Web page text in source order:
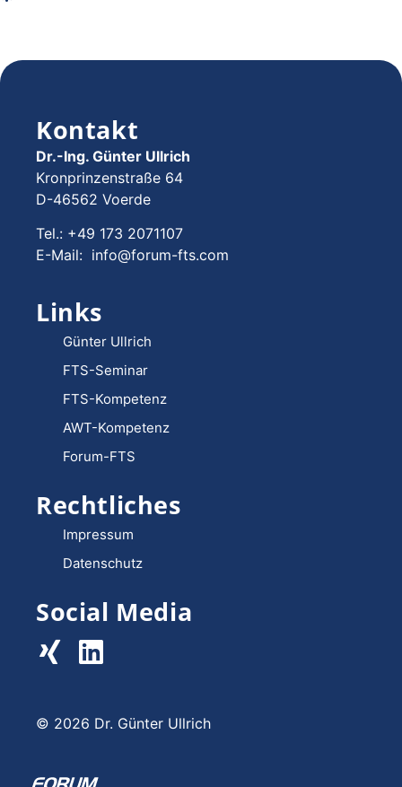
Kontakt
Dr.-Ing. Günter Ullrich
Kronprinzenstraße 64
D-46562 Voerde
Tel.: +49 173 2071107
E-Mail: info@forum-fts.com
Links
Günter Ullrich
FTS-Seminar
FTS-Kompetenz
AWT-Kompetenz
Forum-FTS
Rechtliches
Impressum
Datenschutz
Social Media
© 2026 Dr. Günter Ullrich